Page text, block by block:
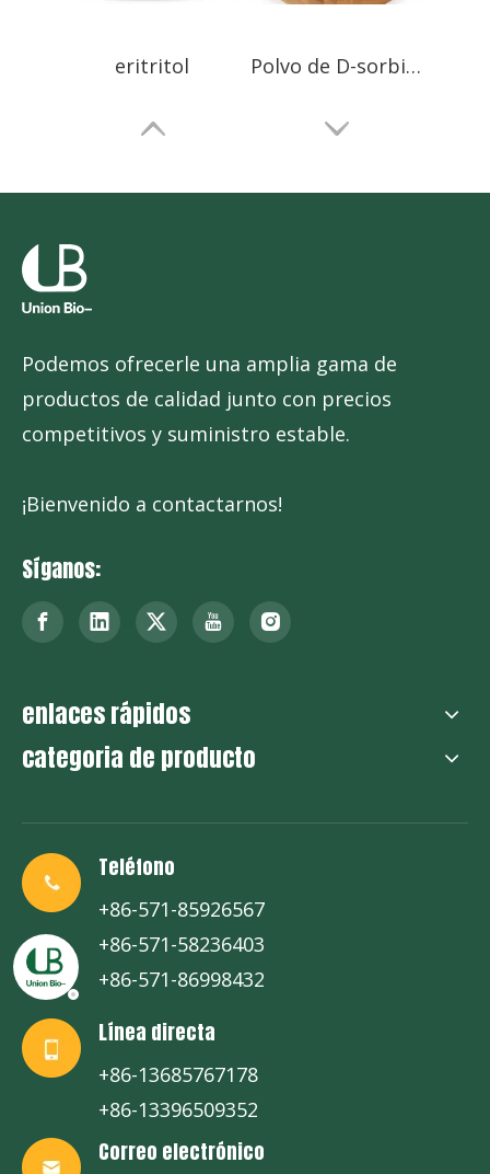
eritritol Polvo de D-sorbitol
Podemos ofrecerle una amplia gama de
productos de calidad junto con precios
competitivos y suministro estable.
¡Bienvenido a contactarnos!
Síganos:
enlaces rápidos
categoria de producto
Teléfono
+86-571-85926567
+86-571-58236403
+86-571-86998432
Línea directa
+86-13685767178
+86-13396509352
Correo electrónico